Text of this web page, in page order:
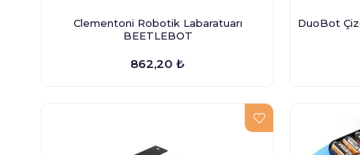
Clementoni Robotik Labaratuarı
BEETLEBOT
862,20 ₺
DuoBot